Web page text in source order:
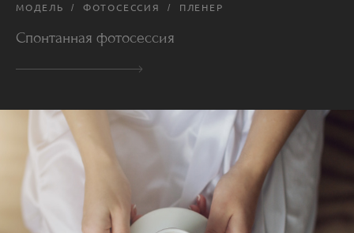
МОДЕЛЬ ФОТОСЕССИЯ ПЛЕНЕР
Спонтанная фотосессия